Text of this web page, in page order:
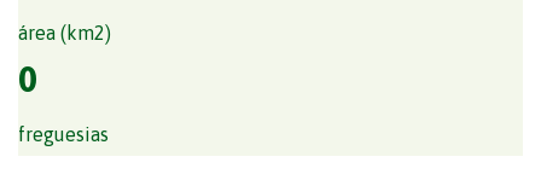
área (km2)
0
freguesias